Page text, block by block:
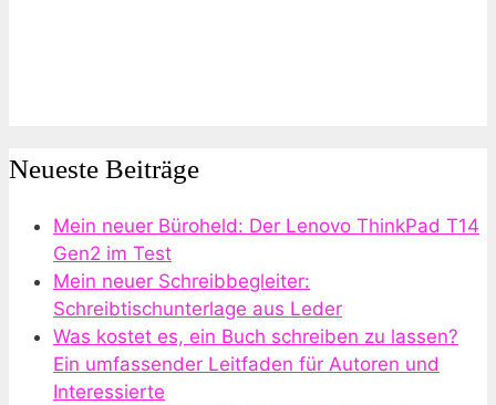
Neueste Beiträge
Mein neuer Büroheld: Der Lenovo ThinkPad T14
Gen2 im Test
Mein neuer Schreibbegleiter:
Schreibtischunterlage aus Leder
Was kostet es, ein Buch schreiben zu lassen?
Ein umfassender Leitfaden für Autoren und
Interessierte